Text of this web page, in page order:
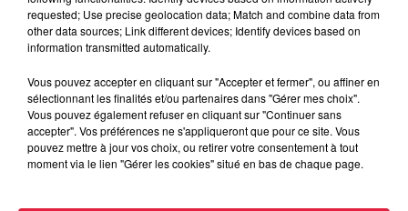
6 août 2026
avec les flamants rouges
requested; Use precise geolocation data; Match and combine data from
other data sources; Link different devices; Identify devices based on
information transmitted automatically.
Vous pouvez accepter en cliquant sur "Accepter et fermer", ou affiner en
sélectionnant les finalités et/ou partenaires dans "Gérer mes choix".
Vous pouvez également refuser en cliquant sur "Continuer sans
accepter". Vos préférences ne s'appliqueront que pour ce site. Vous
pouvez mettre à jour vos choix, ou retirer votre consentement à tout
moment via le lien "Gérer les cookies" situé en bas de chaque page.